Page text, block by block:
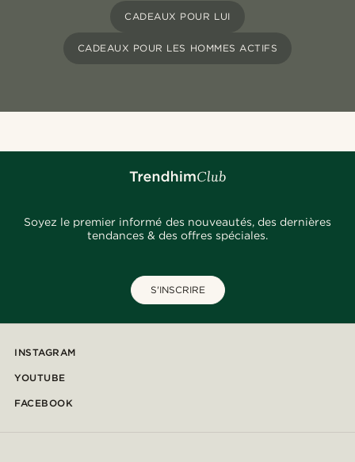
CADEAUX POUR LUI
CADEAUX POUR LES HOMMES ACTIFS
Soyez le premier informé des nouveautés, des dernières
tendances & des offres spéciales.
S'INSCRIRE
INSTAGRAM
YOUTUBE
FACEBOOK